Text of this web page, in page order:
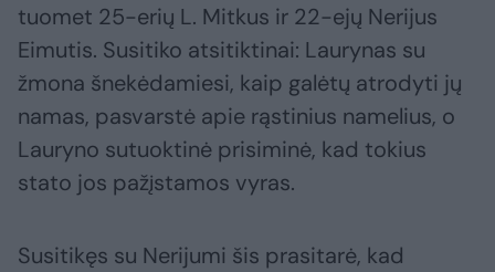
tuomet 25-erių L. Mitkus ir 22-ejų Nerijus
Eimutis. Susitiko atsitiktinai: Laurynas su
žmona šnekėdamiesi, kaip galėtų atrodyti jų
namas, pasvarstė apie rąstinius namelius, o
Lauryno sutuoktinė prisiminė, kad tokius
stato jos pažįstamos vyras.
Susitikęs su Nerijumi šis prasitarė, kad